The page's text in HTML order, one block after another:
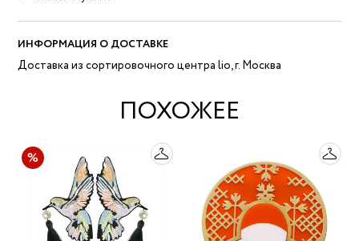
ИНФОРМАЦИЯ О ДОСТАВКЕ
Доставка из сортировочного центра lio, г. Москва
ПОХОЖЕЕ